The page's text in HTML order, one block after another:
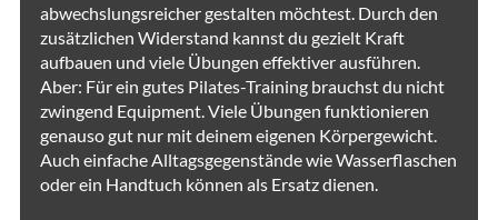
abwechslungsreicher gestalten möchtest. Durch den
zusätzlichen Widerstand kannst du gezielt Kraft
aufbauen und viele Übungen effektiver ausführen.
Aber: Für ein gutes Pilates-Training brauchst du nicht
zwingend Equipment. Viele Übungen funktionieren
genauso gut nur mit deinem eigenen Körpergewicht.
Auch einfache Alltagsgegenstände wie Wasserflaschen
oder ein Handtuch können als Ersatz dienen.